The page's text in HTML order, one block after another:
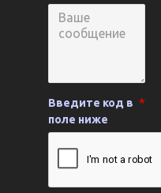
Введите код в
поле ниже